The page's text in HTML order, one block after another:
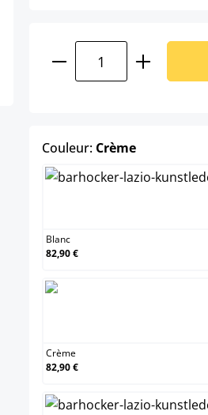
Quantité de
Couleur: Crèmeselect
Blanc
82,90 €
Crème
82,90 €